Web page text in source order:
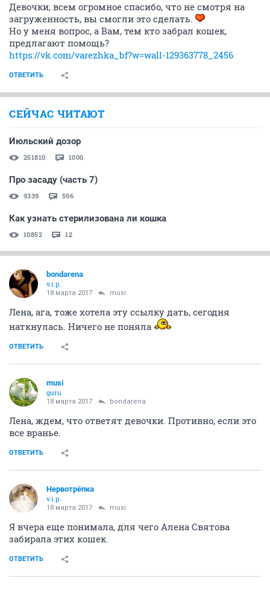
Девочки, всем огромное спасибо, что не смотря на
загруженность, вы смогли это сделать.
Но у меня вопрос, а Вам, тем кто забрал кошек,
предлагают помощь?
https://vk.com/varezhka_bf?w=wall-129363778_2456
ОТВЕТИТЬ
СЕЙЧАС ЧИТАЮТ
Июльский дозор
251810 1000
Про засаду (часть 7)
9339 596
Как узнать стерилизована ли кошка
10852 12
bondarena
v.i.p.
18 марта 2017 musi
Лена, ага, тоже хотела эту ссылку дать, сегодня
наткнулась. Ничего не поняла
ОТВЕТИТЬ
musi
guru
18 марта 2017 bondarena
Лена, ждем, что ответят девочки. Противно, если это
все вранье.
ОТВЕТИТЬ
Нервотрёпка
v.i.p.
18 марта 2017 musi
Я вчера еще понимала, для чего Алена Святова
забирала этих кошек.
ОТВЕТИТЬ